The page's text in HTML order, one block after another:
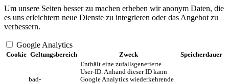
Um unsere Seiten besser zu machen erheben wir anonym Daten, die
es uns erleichtern neue Dienste zu integrieren oder das Angebot zu
verbessern.
Google Analytics
Cookie Geltungsbereich Zweck Speicherdauer
bad-
Enthält eine zufallsgenerierte
User-ID. Anhand dieser ID kann
Google Analytics wiederkehrende